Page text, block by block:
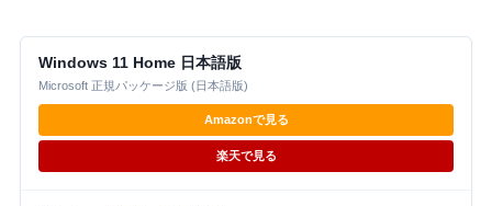
Windows 11 Home 日本語版
Microsoft 正規パッケージ版 (日本語版)
Amazonで見る
楽天で見る